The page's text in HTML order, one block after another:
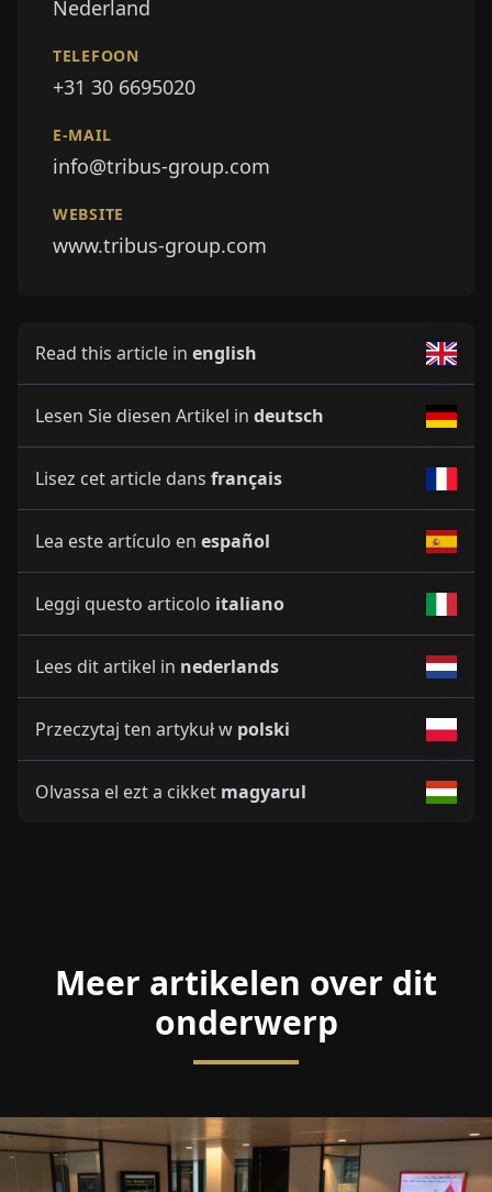
Nederland
TELEFOON
+31 30 6695020
E-MAIL
info@tribus-group.com
WEBSITE
www.tribus-group.com
Read this article in english
Lesen Sie diesen Artikel in deutsch
Lisez cet article dans français
Lea este artículo en español
Leggi questo articolo italiano
Lees dit artikel in nederlands
Przeczytaj ten artykuł w polski
Olvassa el ezt a cikket magyarul
Meer artikelen over dit
onderwerp